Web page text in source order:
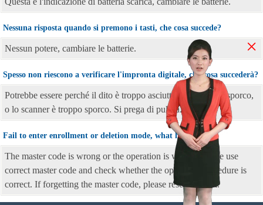
Nessuna risposta quando si premono i tasti, che cosa succede?
Nessun potere, cambiare le batterie.
Spesso non riescono a verificare l'impronta digitale, che cosa succederà?
Potrebbe essere perché il dito è troppo asciutto, o bagnato o sporco,
o lo scanner è troppo sporco. Si prega di pulirla.
Fail to enter enrollment or deletion mode, what happen?
The master code is wrong or the operation is wrong. Please use
correct master code and check whether the operation procedure is
correct. If forgetting the master code, please reset the lock.
×